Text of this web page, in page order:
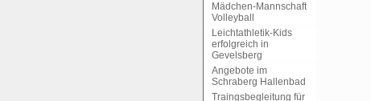
Mädchen-Mannschaft
Volleyball
Leichtathletik-Kids
erfolgreich in
Gevelsberg
Angebote im
Schraberg Hallenbad
Traingsbegleitung für